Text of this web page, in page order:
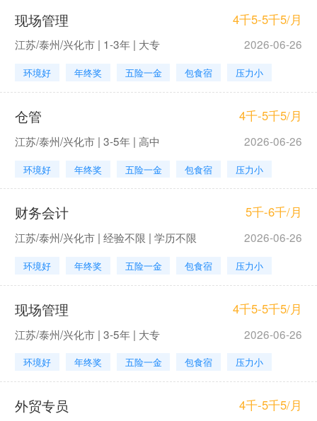
现场管理 4千5-5千5/月
江苏/泰州/兴化市 | 1-3年 | 大专 2026-06-26
环境好 年终奖 五险一金 包食宿 压力小
仓管 4千-5千5/月
江苏/泰州/兴化市 | 3-5年 | 高中 2026-06-26
环境好 年终奖 五险一金 包食宿 压力小
财务会计 5千-6千/月
江苏/泰州/兴化市 | 经验不限 | 学历不限 2026-06-26
环境好 年终奖 五险一金 包食宿 压力小
现场管理 4千5-5千5/月
江苏/泰州/兴化市 | 3-5年 | 大专 2026-06-26
环境好 年终奖 五险一金 包食宿 压力小
外贸专员 4千-5千5/月